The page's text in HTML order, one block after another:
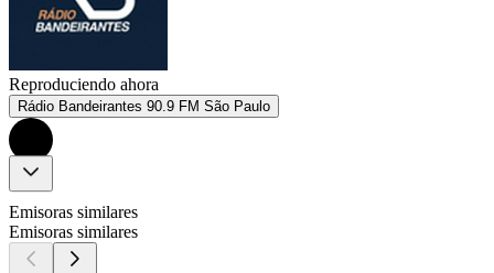
Reproduciendo ahora
Rádio Bandeirantes 90.9 FM São Paulo
Emisoras similares
Emisoras similares